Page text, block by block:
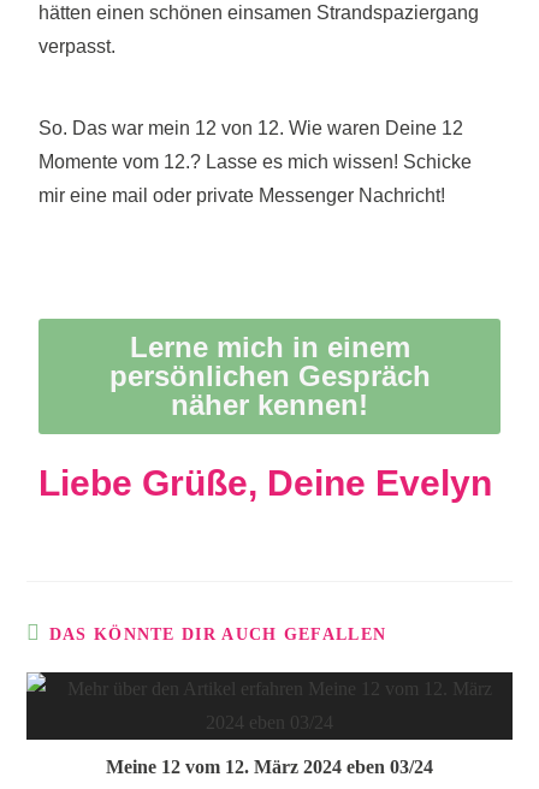
hätten einen schönen einsamen Strandspaziergang
verpasst.
So. Das war mein 12 von 12. Wie waren Deine 12
Momente vom 12.? Lasse es mich wissen! Schicke
mir eine mail oder private Messenger Nachricht!
Lerne mich in einem
persönlichen Gespräch
näher kennen!
Liebe Grüße, Deine Evelyn
DAS KÖNNTE DIR AUCH GEFALLEN
Meine 12 vom 12. März 2024 eben 03/24